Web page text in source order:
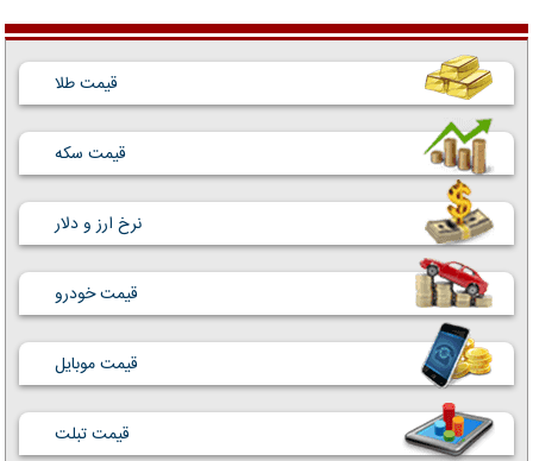
قیمت طلا
قیمت سکه
نرخ ارز و دلار
قیمت خودرو
قیمت موبایل
قیمت تبلت